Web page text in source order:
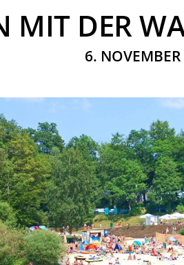
MIT DER
6.